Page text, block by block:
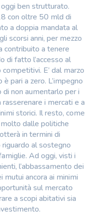
ben strutturato.
con oltre 50 mld di
a doppia mandata al
scorsi anni, per mezzo
contribuito a tenere
di fatto l’accesso al
E’ dal marzo
pari a zero. L’impegno
non aumentarlo per i
i mercati e a
storici. Il resto, come
dalle politiche
in termini di
al sostegno
Ad oggi, visti i
l’abbassamento dei
ancora ai minimi
sul mercato
a scopi abitativi sia